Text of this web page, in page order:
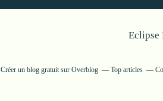
Eclipse
Créer un blog gratuit sur Overblog Top articles